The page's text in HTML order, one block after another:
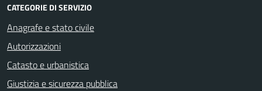
CATEGORIE DI SERVIZIO
Anagrafe e stato civile
Autorizzazioni
Catasto e urbanistica
Giustizia e sicurezza pubblica